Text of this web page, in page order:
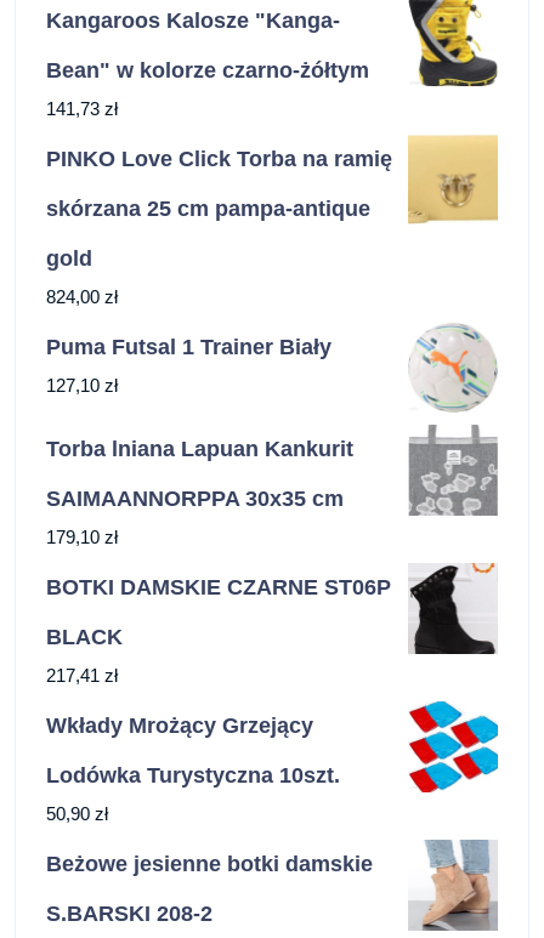
Kangaroos Kalosze "Kanga-
Bean" w kolorze czarno-żółtym
141,73 zł
PINKO Love Click Torba na ramię
skórzana 25 cm pampa-antique
gold
824,00 zł
Puma Futsal 1 Trainer Biały
127,10 zł
Torba lniana Lapuan Kankurit
SAIMAANNORPPA 30x35 cm
179,10 zł
BOTKI DAMSKIE CZARNE ST06P
BLACK
217,41 zł
Wkłady Mrożący Grzejący
Lodówka Turystyczna 10szt.
50,90 zł
Beżowe jesienne botki damskie
S.BARSKI 208-2